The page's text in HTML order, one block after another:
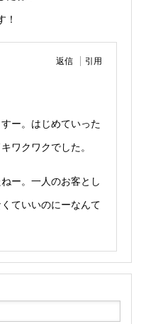
！
返信 引用
ー。はじめていった
ワクワクでした。
ー。一人のお客とし
ていいのにーなんて